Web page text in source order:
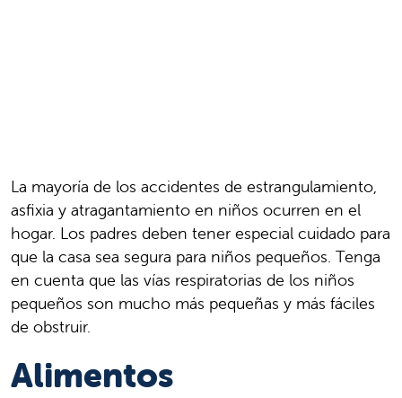
La mayoría de los accidentes de estrangulamiento,
asfixia y atragantamiento en niños ocurren en el
hogar. Los padres deben tener especial cuidado para
que la casa sea segura para niños pequeños. Tenga
en cuenta que las vías respiratorias de los niños
pequeños son mucho más pequeñas y más fáciles
de obstruir.
Alimentos